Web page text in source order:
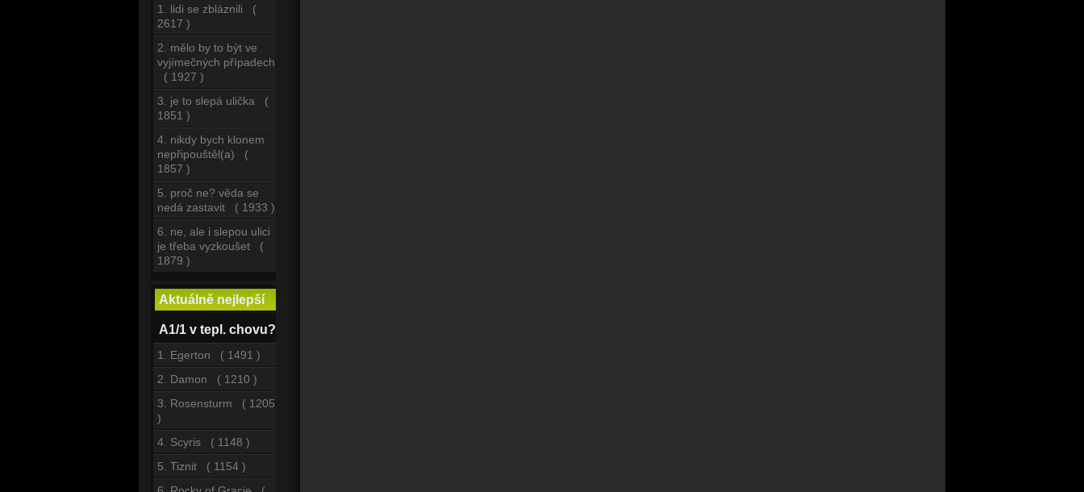
1. lidi se zbláznili (
2617 )
2. mělo by to být ve
vyjímečných případech
( 1927 )
3. je to slepá ulička (
1851 )
4. nikdy bych klonem
nepřipouštěl(a) (
1857 )
5. proč ne? věda se
nedá zastavit ( 1933 )
6. ne, ale i slepou ulici
je třeba vyzkoušet (
1879 )
Aktuálně nejlepší
A1/1 v tepl. chovu?
1. Egerton ( 1491 )
2. Damon ( 1210 )
3. Rosensturm ( 1205
)
4. Scyris ( 1148 )
5. Tiznit ( 1154 )